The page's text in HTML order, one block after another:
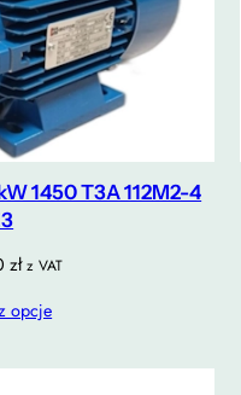
1450 T3A 112M2-4
zł z VAT
opcje